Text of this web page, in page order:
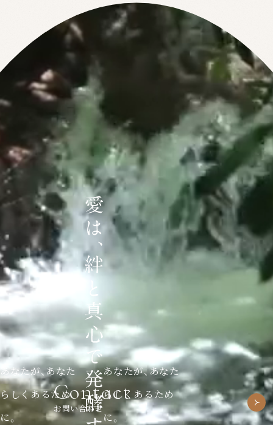
あなたが、あなた
らしくあるため
に。
あなたが、あなた
らしくあるため
に。
Contact
お問い合わせ